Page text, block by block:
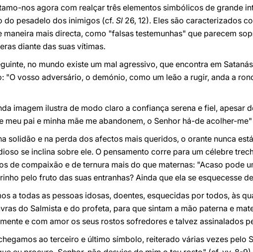
nos agora com realçar três elementos simbólicos de grande
do pesadelo dos inimigos (cf. Sl 26, 12). Eles são caracterizados
maneira mais directa, como "falsas testemunhas" que parecem
diante das suas vítimas.
no mundo existe um mal agressivo, que encontra em
"O vosso adversário, o demónio, como um leão a rugir, anda a
imagem ilustra de modo claro a confiança serena e fiel, apesar
meu pai e minha mãe me abandonem, o Senhor há-de acolher-me"
solidão e na perda dos afectos mais queridos, o orante nunca
se inclina sobre ele. O pensamento corre para um célebre
de compaixão e de ternura mais do que maternas: "Acaso pode
pelo fruto das suas entranhas? Ainda que ela se esquecesse
a todas as pessoas idosas, doentes, esquecidas por todos, às
do Salmista e do profeta, para que sintam a mão paterna e
e com amor os seus rostos sofredores e talvez assinalados
ao terceiro e último símbolo, reiterado várias vezes pelo